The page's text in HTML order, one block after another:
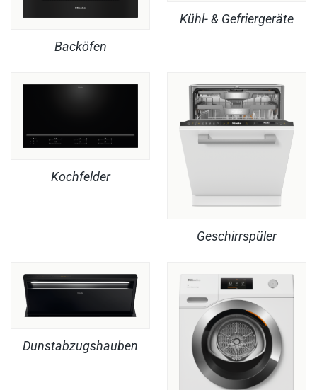
Backöfen
Kühl- & Gefriergeräte
Kochfelder
Geschirrspüler
Dunstabzugshauben